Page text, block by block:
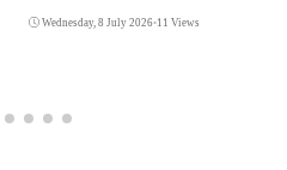
Wednesday, 8 July 2026•11 Views